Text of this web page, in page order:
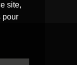
site,
pour